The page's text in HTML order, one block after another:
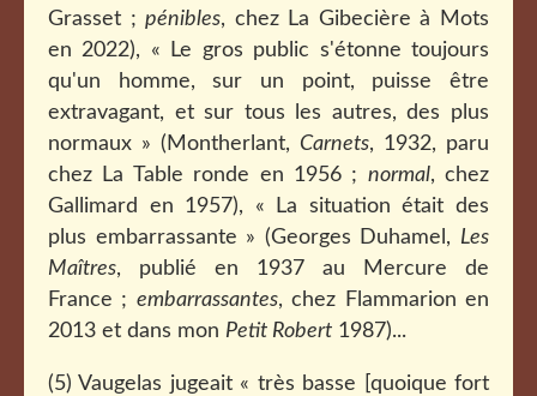
Grasset ;pénibles, chez La Gibecière à Mots
en 2022), « Le gros public s'étonne toujours
qu'un homme, sur un point, puisse être
extravagant, et sur tous les autres, des plus
normaux » (Montherlant, Carnets, 1932, paru
chez La Table ronde en 1956 ; normal, chez
Gallimard en 1957), « La situation était des
plus embarrassante » (Georges Duhamel, Les
Maîtres, publié en 1937 au Mercure de
France ; embarrassantes, chez Flammarion en
2013 et dans mon Petit Robert 1987)...
(5) Vaugelas jugeait « très basse [quoique fort